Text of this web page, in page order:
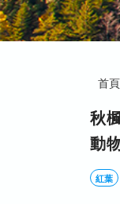
首頁
秋
動
紅葉